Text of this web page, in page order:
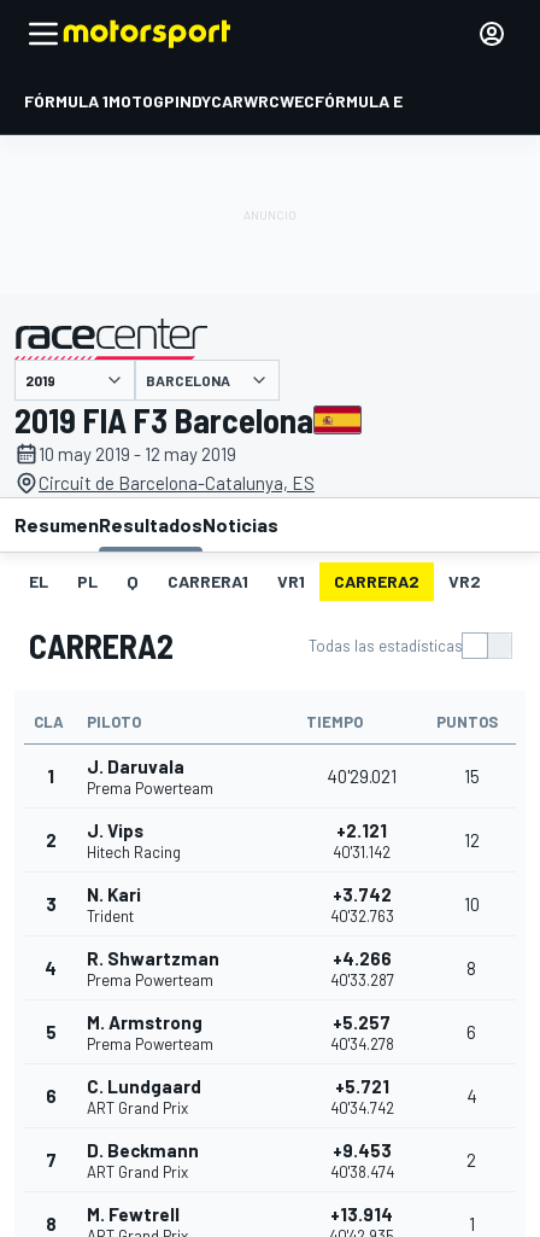
FÓRMULA 1MOTOGPINDYCARWRCWECFÓRMULA E
presentado por BARCELONA
2019 FIA F3 Barcelona
10 may 2019 - 12 may 2019
Circuit de Barcelona-Catalunya, ES
ResumenResultadosNoticias
EL PL Q CARRERA1 VR1 CARRERA2 VR2
CARRERA2 Todas las estadísticas
CLA PILOTO TIEMPO PUNTOS
1 J. Daruvala
Prema Powerteam
40'29.021 15
2 J. Vips
Hitech Racing
+2.121
40'31.142
12
3 N. Kari
Trident
+3.742
40'32.763
10
4 R. Shwartzman
Prema Powerteam
+4.266
40'33.287
8
5 M. Armstrong
Prema Powerteam
+5.257
40'34.278
6
6 C. Lundgaard
ART Grand Prix
+5.721
40'34.742
4
7 D. Beckmann
ART Grand Prix
+9.453
40'38.474
2
8 M. Fewtrell +13.914 1